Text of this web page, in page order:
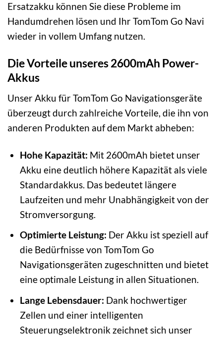
Ersatzakku können Sie diese Probleme im
Handumdrehen lösen und Ihr TomTom Go Navi
wieder in vollem Umfang nutzen.
Die Vorteile unseres 2600mAh Power-
Akkus
Unser Akku für TomTom Go Navigationsgeräte
überzeugt durch zahlreiche Vorteile, die ihn von
anderen Produkten auf dem Markt abheben:
Hohe Kapazität: Mit 2600mAh bietet unser
Akku eine deutlich höhere Kapazität als viele
Standardakkus. Das bedeutet längere
Laufzeiten und mehr Unabhängigkeit von der
Stromversorgung.
Optimierte Leistung: Der Akku ist speziell auf
die Bedürfnisse von TomTom Go
Navigationsgeräten zugeschnitten und bietet
eine optimale Leistung in allen Situationen.
Lange Lebensdauer: Dank hochwertiger
Zellen und einer intelligenten
Steuerungselektronik zeichnet sich unser